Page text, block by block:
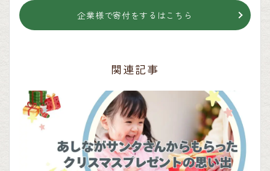
企業様で寄付をするはこちら
関連記事